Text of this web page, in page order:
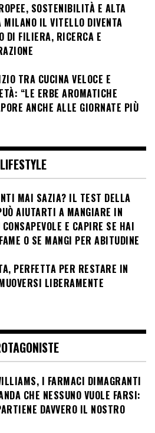
SOSTENIBILITÀ E ALTA
MILANO IL VITELLO DIVENTA
DI FILIERA, RICERCA E
TRA CUCINA VELOCE E
“LE ERBE AROMATICHE
ANCHE ALLE GIORNATE PIÙ
LIFESTYLE
MAI SAZIA? IL TEST DELLA
AIUTARTI A MANGIARE IN
E CAPIRE SE HAI
O SE MANGI PER ABITUDINE
PERFETTA PER RESTARE IN
LIBERAMENTE
I FARMACI DIMAGRANTI
CHE NESSUNO VUOLE FARSI:
DAVVERO IL NOSTRO